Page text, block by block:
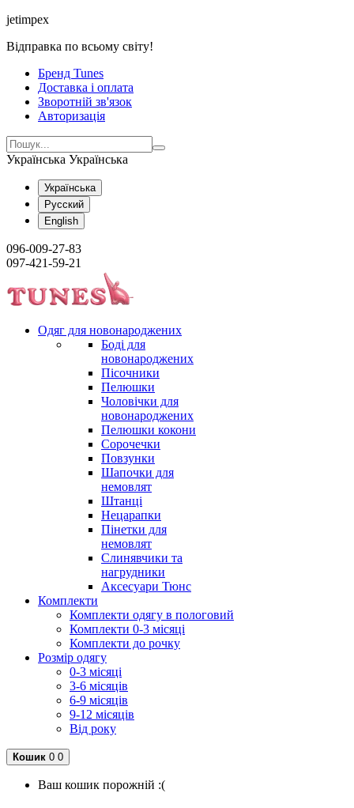
jetimpex
Відправка по всьому світу!
Бренд Tunes
Доставка і оплата
Зворотній зв'язок
Авторизація
Українська Українська
Українська
Русский
English
096-009-27-83
097-421-59-21
Одяг для новонароджених
Боді для
новонароджених
Пісочники
Пелюшки
Чоловічки для
новонароджених
Пелюшки кокони
Сорочечки
Повзунки
Шапочки для
немовлят
Штанці
Нецарапки
Пінетки для
немовлят
Слинявчики та
нагрудники
Аксесуари Тюнс
Комплекти
Комплекти одягу в пологовий
Комплекти 0-3 місяці
Комплекти до рочку
Розмір одягу
0-3 місяці
3-6 місяців
6-9 місяців
9-12 місяців
Від року
Кошик 0 0
Ваш кошик порожній :(